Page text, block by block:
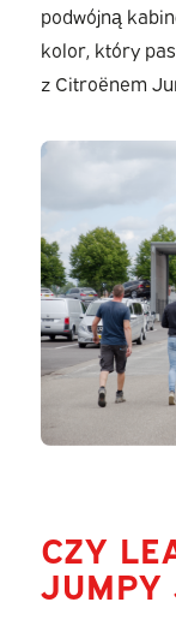
podwójną
kolor, który
z Citroënem
CZY
JUMPY